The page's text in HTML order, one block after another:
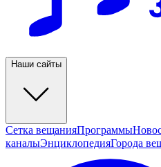
Наши сайты
Сетка вещанияПрограммы
каналыЭнциклопедияГорода